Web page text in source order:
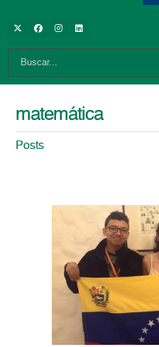
matemática
Posts